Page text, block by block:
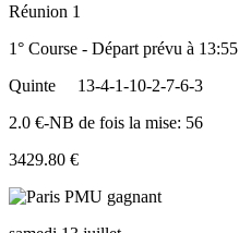
Réunion 1
1° Course - Départ prévu à 13:55
Quinte
13-4-1-10-2-7-6-3
2.0 €-NB de fois la mise: 56
3429.80 €